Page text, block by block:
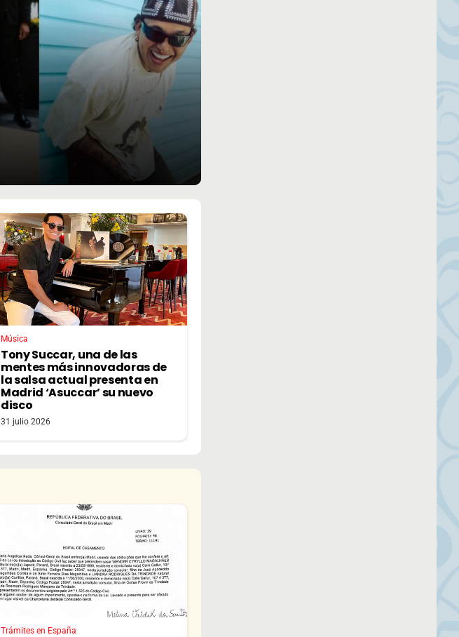
Música
Tony Succar, una de las
mentes más innovadoras de
la salsa actual presenta en
Madrid ‘Asuccar’ su nuevo
disco
31 julio 2026
Trámites en España